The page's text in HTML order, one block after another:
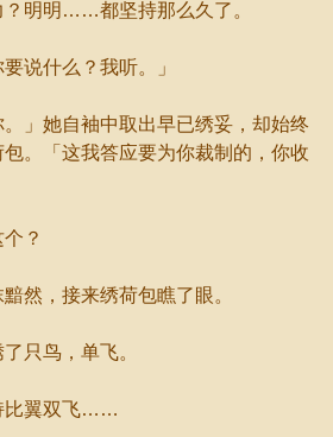
？明明……都坚持那么久了。
什么？我听。」
她自袖中取出早已绣妥，却始终
。「这我答应要为你裁制的，你收
？
，接来绣荷包瞧了眼。
只鸟，单飞。
翼双飞……